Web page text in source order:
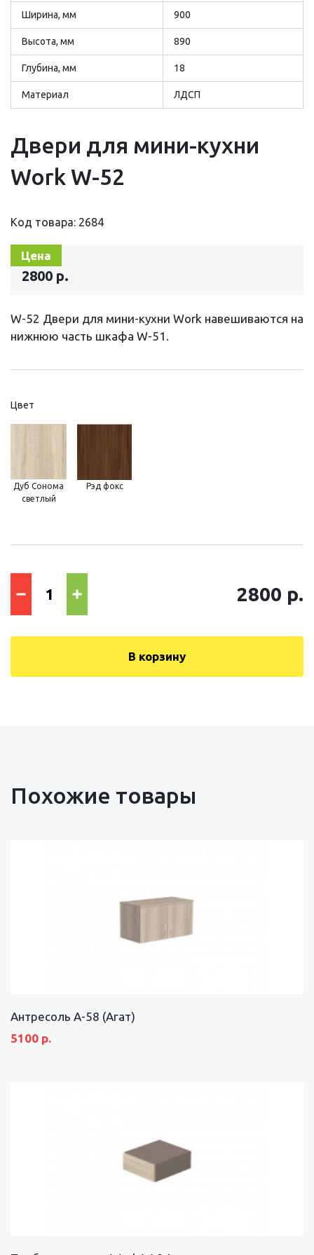
Ширина, мм 900
Высота, мм 890
Глубина, мм 18
Материал ЛДСП
Двери для мини-кухни
Work W-52
Код товара: 2684
Цена
2800 р.
W-52 Двери для мини-кухни Work навешиваются на
нижнюю часть шкафа W-51.
Цвет
Дуб Сонома
светлый
Рэд фокс
2800 р.
В корзину
Похожие товары
Антресоль А-58 (Агат)
5100 р.